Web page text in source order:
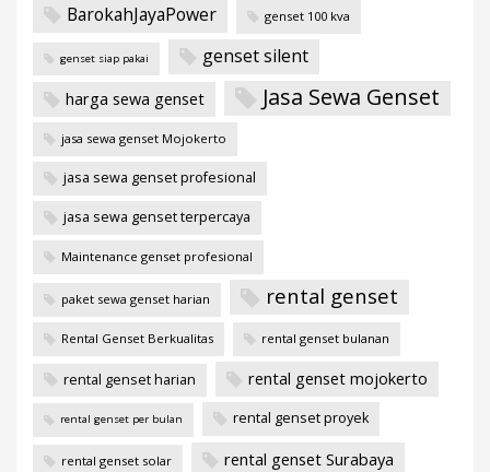
BarokahJayaPower genset 100 kva
genset siap pakai genset silent
harga sewa genset Jasa Sewa Genset
jasa sewa genset Mojokerto
jasa sewa genset profesional
jasa sewa genset terpercaya
Maintenance genset profesional
paket sewa genset harian rental genset
Rental Genset Berkualitas rental genset bulanan
rental genset harian rental genset mojokerto
rental genset per bulan rental genset proyek
rental genset solar rental genset Surabaya